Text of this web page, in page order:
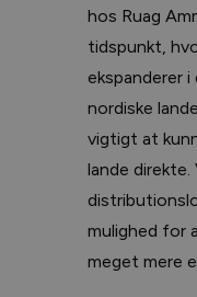
hos Ruag
tidspunkt,
ekspanderer i
nordiske
vigtigt at
lande direkte.
mulighed for
meget mere